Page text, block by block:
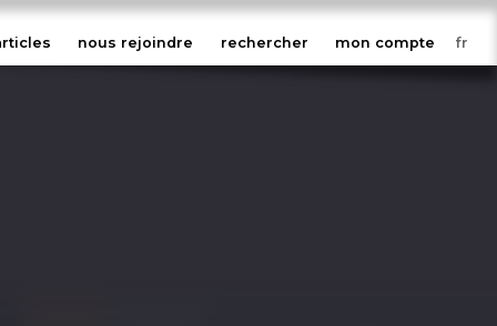
nous rejoindre rechercher mon compte